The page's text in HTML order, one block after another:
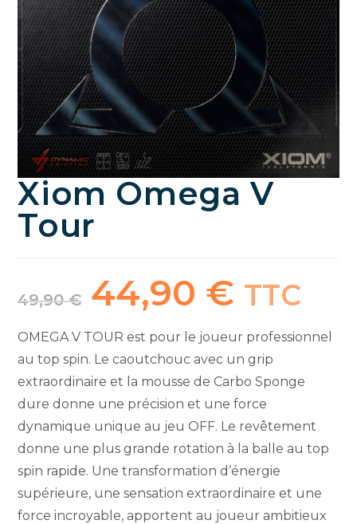
Xiom Omega V
Tour
49,90€
Le
prix
initial
44,90 € prix
TTC
OMEGA V TOUR est pour le joueur professionnel
au top spin. Le caoutchouc avec un grip
extraordinaire et la mousse de Carbo Sponge
dure donne une précision et une force
dynamique unique au jeu OFF. Le revêtement
donne une plus grande rotation à la balle au top
spin rapide. Une transformation d’énergie
supérieure, une sensation extraordinaire et une
force incroyable, apportent au joueur ambitieux